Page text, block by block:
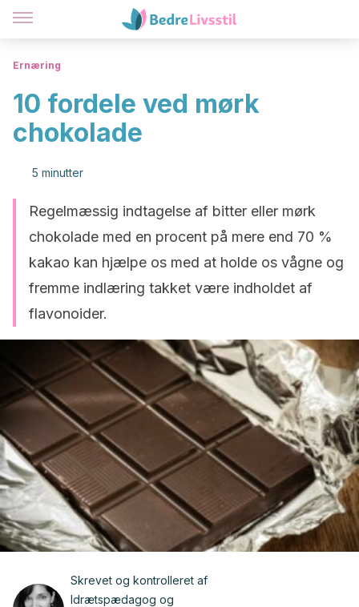
Ernæring
10 fordele ved mørk
chokolade
5 minutter
Regelmæssig indtagelse af bitter eller mørk
chokolade med en procent på mere end 70 %
kakao kan hjælpe os med at holde os vågne og
fremme indlæring takket være indholdet af
flavonoider.
Skrevet og kontrolleret af
Idrætspædagog og